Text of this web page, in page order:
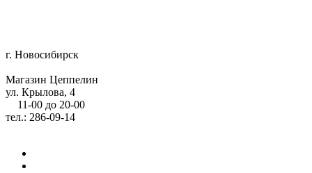
г. Новосибирск
Магазин Цеппелин
ул. Крылова, 4
11-00 до 20-00
тел.: 286-09-14